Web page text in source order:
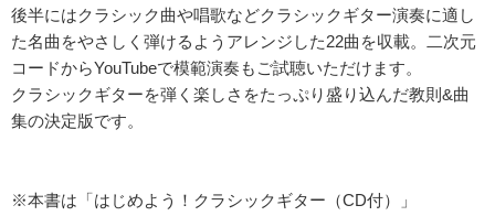
後半にはクラシック曲や唱歌などクラシックギター演奏に適し
た名曲をやさしく弾けるようアレンジした22曲を収載。二次元
コードからYouTubeで模範演奏もご試聴いただけます。
クラシックギターを弾く楽しさをたっぷり盛り込んだ教則&曲
集の決定版です。
※本書は「はじめよう！クラシックギター（CD付）」